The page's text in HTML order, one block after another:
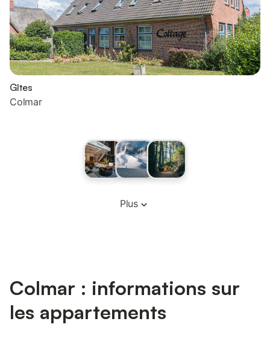
Gîtes
Colmar
Plus
Colmar : informations sur
les appartements